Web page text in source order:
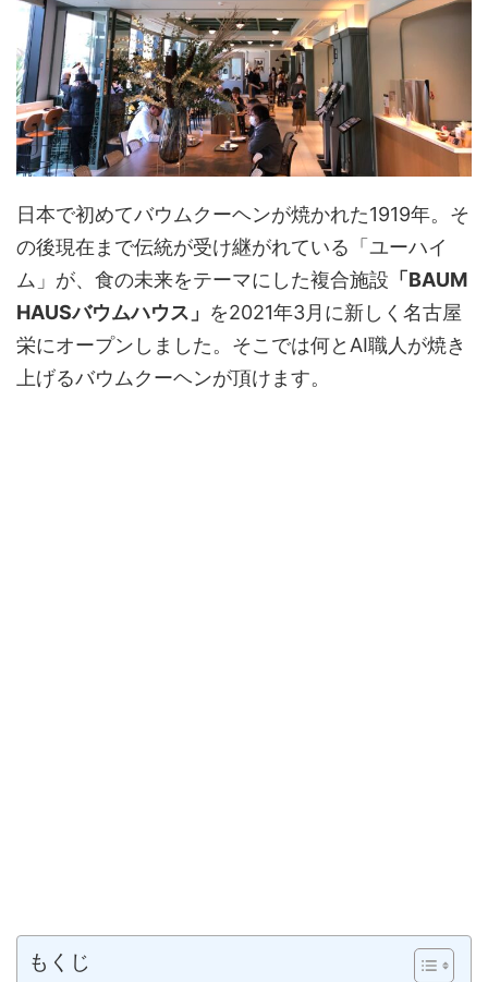
日本で初めてバウムクーヘンが焼かれた1919年。そ
の後現在まで伝統が受け継がれている「ユーハイ
ム」が、食の未来をテーマにした複合施設 「BAUM
HAUSバウムハウス」 を2021年3月に新しく名古屋
栄にオープンしました。そこでは何とAI職人が焼き
上げるバウムクーヘンが頂けます。
もくじ